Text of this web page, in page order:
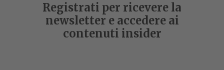
Registrati per ricevere la
newsletter e accedere ai
contenuti insider